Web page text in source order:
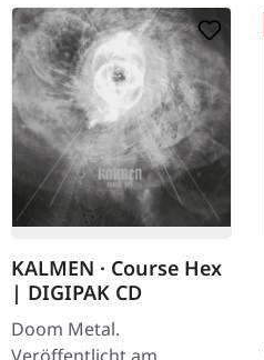
KALMEN · Course Hex
| DIGIPAK CD
Doom Metal.